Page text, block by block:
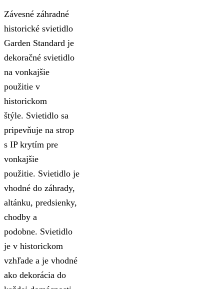
Závesné záhradné
historické svietidlo
Garden Standard je
dekoračné svietidlo
na vonkajšie
použitie v
historickom
štýle. Svietidlo sa
pripevňuje na strop
s IP krytím pre
vonkajšie
použitie. Svietidlo je
vhodné do záhrady,
altánku, predsienky,
chodby a
podobne. Svietidlo
je v historickom
vzhľade a je vhodné
ako dekorácia do